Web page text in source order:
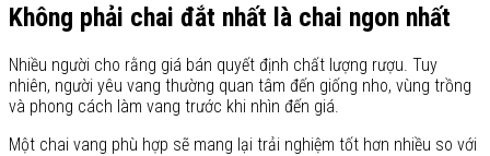
Không phải chai đắt nhất là chai ngon nhất
Nhiều người cho rằng giá bán quyết định chất lượng rượu. Tuy
nhiên, người yêu vang thường quan tâm đến giống nho, vùng trồng
và phong cách làm vang trước khi nhìn đến giá.
Một chai vang phù hợp sẽ mang lại trải nghiệm tốt hơn nhiều so với